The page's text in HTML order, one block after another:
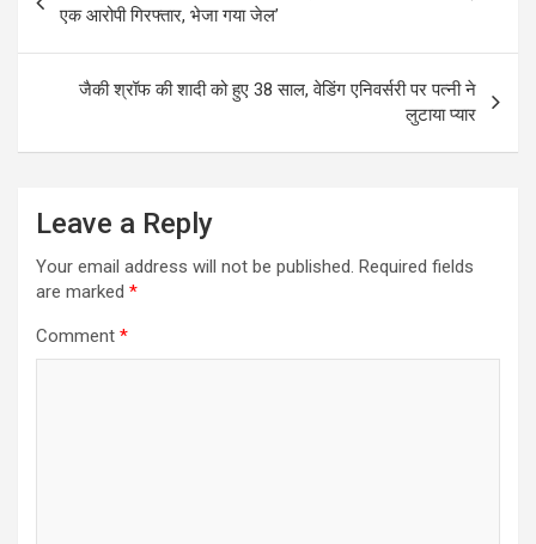
navigation
एक आरोपी गिरफ्तार, भेजा गया जेल’
जैकी श्रॉफ की शादी को हुए 38 साल, वेडिंग एनिवर्सरी पर पत्नी ने
लुटाया प्यार
Leave a Reply
Your email address will not be published. Required fields
are marked *
Comment *